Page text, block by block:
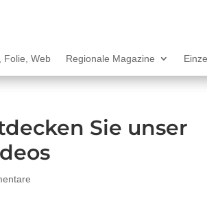
Folie, Web Regionale Magazine
Sie unser